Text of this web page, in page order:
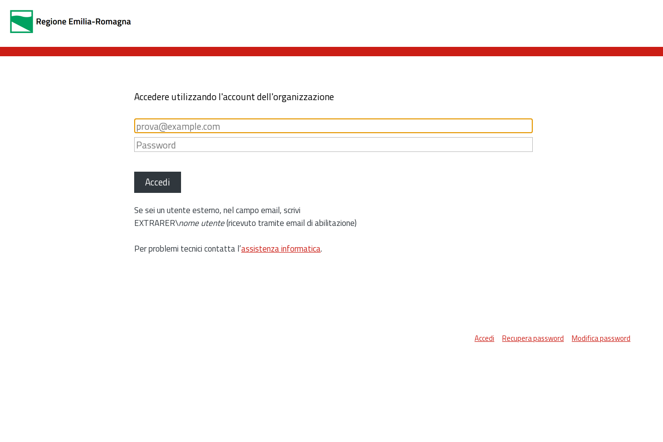
Accedere utilizzando l'account dell'organizzazione
Accedi
Se sei un utente esterno, nel campo email, scrivi
EXTRARER\nome utente(ricevuto tramite email di abilitazione)
Per problemi tecnici contatta l’assistenza informatica.
Accedi Recupera password Modifica password